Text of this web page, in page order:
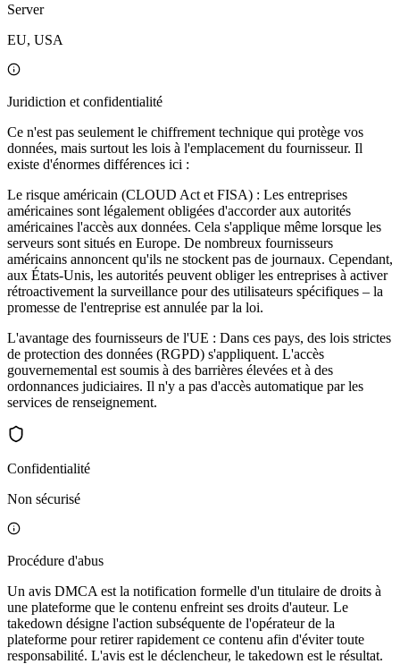
Server
EU, USA
Juridiction et confidentialité
Ce n'est pas seulement le chiffrement technique qui protège vos
données, mais surtout les lois à l'emplacement du fournisseur. Il
existe d'énormes différences ici :
Le risque américain (CLOUD Act et FISA) : Les entreprises
américaines sont légalement obligées d'accorder aux autorités
américaines l'accès aux données. Cela s'applique même lorsque les
serveurs sont situés en Europe. De nombreux fournisseurs
américains annoncent qu'ils ne stockent pas de journaux. Cependant,
aux États-Unis, les autorités peuvent obliger les entreprises à activer
rétroactivement la surveillance pour des utilisateurs spécifiques – la
promesse de l'entreprise est annulée par la loi.
L'avantage des fournisseurs de l'UE : Dans ces pays, des lois strictes
de protection des données (RGPD) s'appliquent. L'accès
gouvernemental est soumis à des barrières élevées et à des
ordonnances judiciaires. Il n'y a pas d'accès automatique par les
services de renseignement.
Confidentialité
Non sécurisé
Procédure d'abus
Un avis DMCA est la notification formelle d'un titulaire de droits à
une plateforme que le contenu enfreint ses droits d'auteur. Le
takedown désigne l'action subséquente de l'opérateur de la
plateforme pour retirer rapidement ce contenu afin d'éviter toute
responsabilité. L'avis est le déclencheur, le takedown est le résultat.